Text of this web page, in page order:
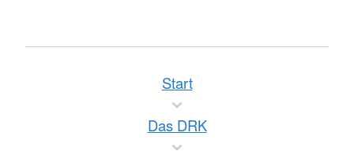
Start
Das DRK